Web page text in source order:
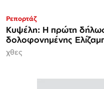
Ρεπορτάζ
Κυψέλη: Η πρώτη
δολοφονημένης
χθες